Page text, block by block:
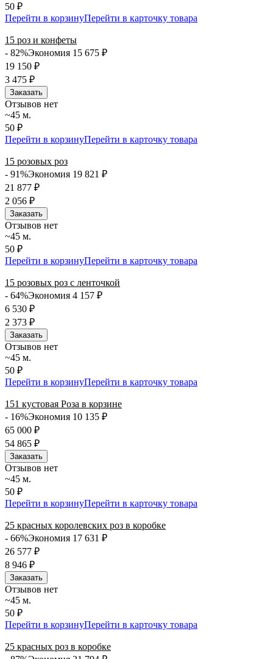
50 ₽
Перейти в корзинуПерейти в карточку товара
15 роз и конфеты
- 82%Экономия 15 675 ₽
19 150 ₽
3 475 ₽
Заказать
Отзывов нет
~45 м.
50 ₽
Перейти в корзинуПерейти в карточку товара
15 розовых роз
- 91%Экономия 19 821 ₽
21 877 ₽
2 056 ₽
Заказать
Отзывов нет
~45 м.
50 ₽
Перейти в корзинуПерейти в карточку товара
15 розовых роз с ленточкой
- 64%Экономия 4 157 ₽
6 530 ₽
2 373 ₽
Заказать
Отзывов нет
~45 м.
50 ₽
Перейти в корзинуПерейти в карточку товара
151 кустовая Роза в корзине
- 16%Экономия 10 135 ₽
65 000 ₽
54 865 ₽
Заказать
Отзывов нет
~45 м.
50 ₽
Перейти в корзинуПерейти в карточку товара
25 красных королевских роз в коробке
- 66%Экономия 17 631 ₽
26 577 ₽
8 946 ₽
Заказать
Отзывов нет
~45 м.
50 ₽
Перейти в корзинуПерейти в карточку товара
25 красных роз в коробке